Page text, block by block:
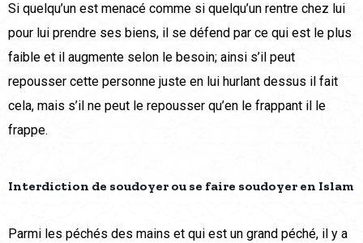
Si quelqu’un est menacé comme si quelqu’un rentre chez lui
pour lui prendre ses biens, il se défend par ce qui est le plus
faible et il augmente selon le besoin; ainsi s’il peut
repousser cette personne juste en lui hurlant dessus il fait
cela, mais s’il ne peut le repousser qu’en le frappant il le
frappe.
Interdiction de soudoyer ou se faire soudoyer en Islam
Parmi les péchés des mains et qui est un grand péché, il y a